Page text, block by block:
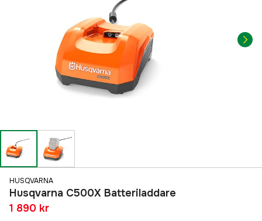
HUSQVARNA
Husqvarna C500X Batteriladdare
1 890 kr